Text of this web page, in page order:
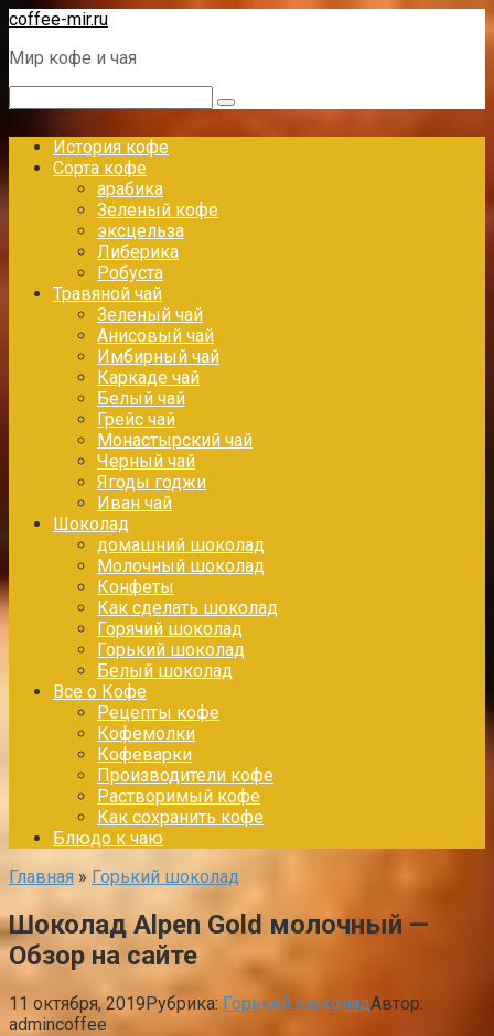
Перейти
контенту
coffee-mir.ru
Мир кофе и чая
История кофе
Сорта кофе
арабика
Зеленый кофе
эксцельза
Либерика
Робуста
Травяной чай
Зеленый чай
Анисовый чай
Имбирный чай
Каркаде чай
Белый чай
Грейс чай
Монастырский чай
Черный чай
Ягоды годжи
Иван чай
Шоколад
домашний шоколад
Молочный шоколад
Конфеты
Как сделать шоколад
Горячий шоколад
Горький шоколад
Белый шоколад
Все о Кофе
Рецепты кофе
Кофемолки
Кофеварки
Производители кофе
Растворимый кофе
Как сохранить кофе
Блюдо к чаю
Главная » Горький шоколад
Шоколад Alpen Gold молочный —
Обзор на сайте
11 октября, 2019Рубрика: Горький шоколадАвтор:
admincoffee